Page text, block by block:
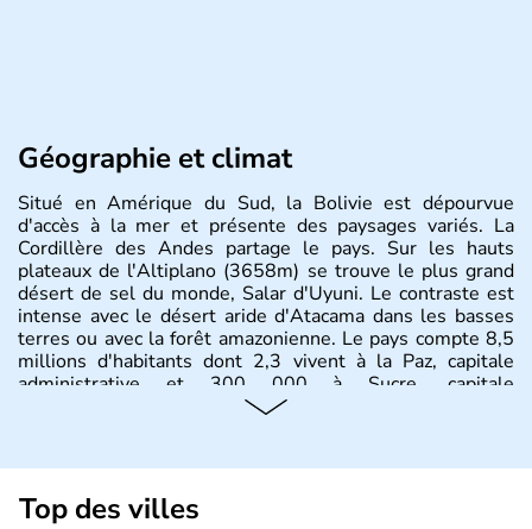
Géographie et climat
Situé en Amérique du Sud, la Bolivie est dépourvue
d'accès à la mer et présente des paysages variés. La
Cordillère des Andes partage le pays. Sur les hauts
plateaux de l'Altiplano (3658m) se trouve le plus grand
désert de sel du monde, Salar d'Uyuni. Le contraste est
intense avec le désert aride d'Atacama dans les basses
terres ou avec la forêt amazonienne. Le pays compte 8,5
millions d'habitants dont 2,3 vivent à la Paz, capitale
administrative et 300 000 à Sucre, capitale
Top des villes